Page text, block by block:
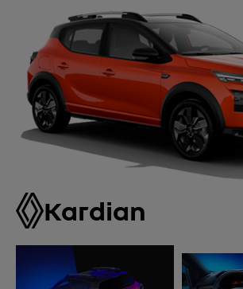
Kardian